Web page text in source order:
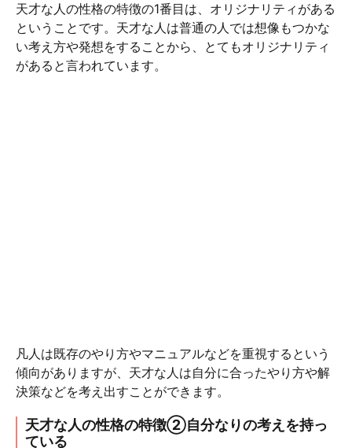
天才な人の性格の特徴の1番目は、オリジナリティがある
ということです。天才な人は普通の人では想像もつかな
い考え方や発想をすることから、とてもオリジナリティ
があると言われています。
凡人は既存のやり方やマニュアルなどを重視するという
傾向がありますが、天才な人は自分に合ったやり方や解
決策などを考え出すことができます。
天才な人の性格の特徴②自分なりの考えを持っ
ている